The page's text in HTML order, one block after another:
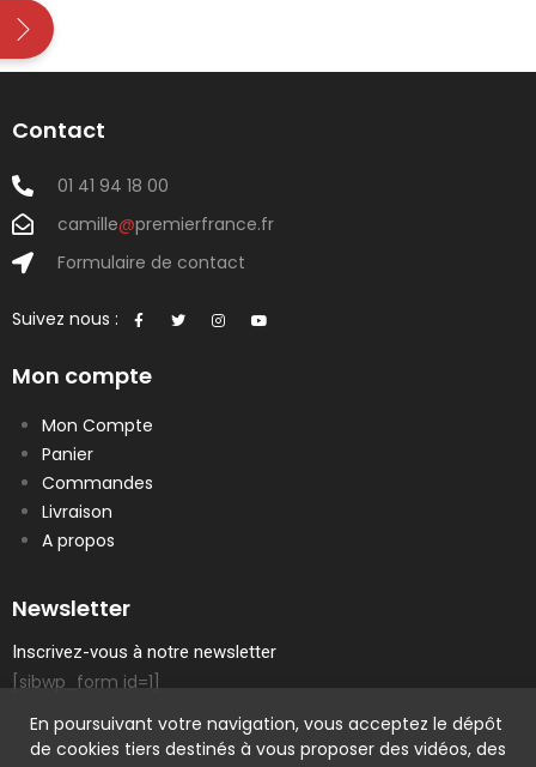
Contact
01 41 94 18 00
camille@premierfrance.fr
Formulaire de contact
Suivez nous :
Mon compte
Mon Compte
Panier
Commandes
Livraison
A propos
Newsletter
Inscrivez-vous à notre newsletter
[sibwp_form id=1]
En poursuivant votre navigation, vous acceptez le dépôt
de cookies tiers destinés à vous proposer des vidéos, des